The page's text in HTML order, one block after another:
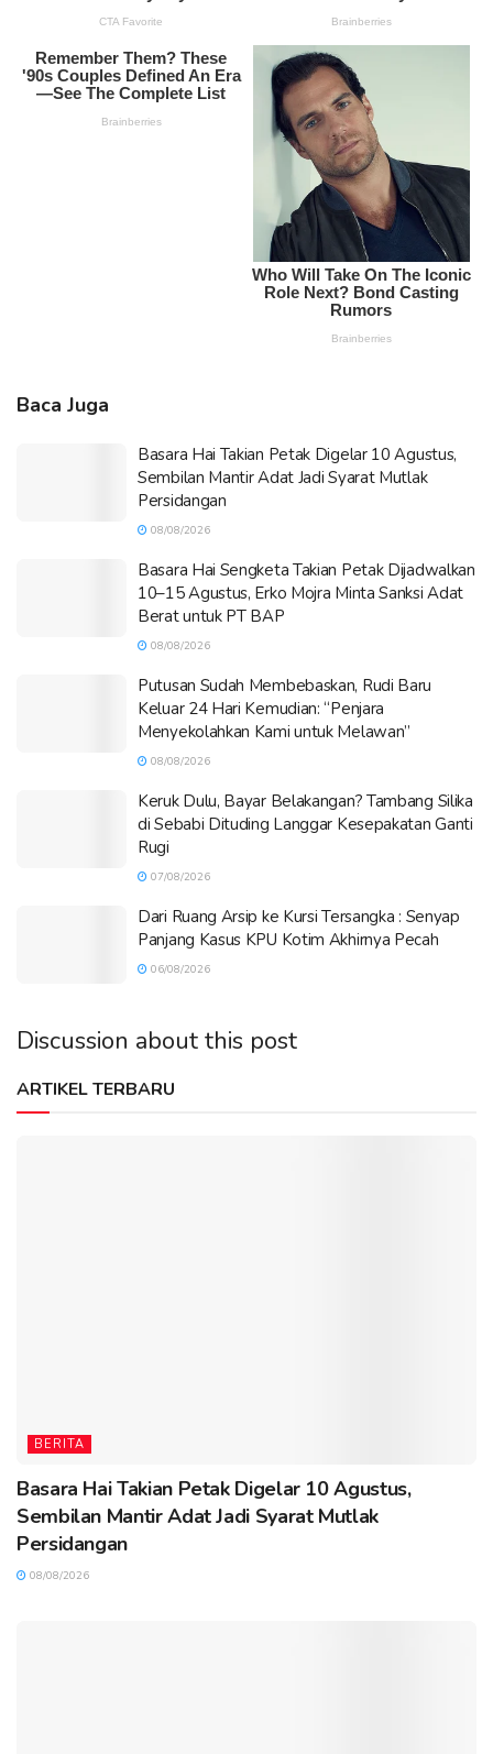
Baca Juga
Basara Hai Takian Petak Digelar 10 Agustus,
Sembilan Mantir Adat Jadi Syarat Mutlak
Persidangan
08/08/2026
Basara Hai Sengketa Takian Petak Dijadwalkan
10–15 Agustus, Erko Mojra Minta Sanksi Adat
Berat untuk PT BAP
08/08/2026
Putusan Sudah Membebaskan, Rudi Baru
Keluar 24 Hari Kemudian: “Penjara
Menyekolahkan Kami untuk Melawan”
08/08/2026
Keruk Dulu, Bayar Belakangan? Tambang Silika
di Sebabi Dituding Langgar Kesepakatan Ganti
Rugi
07/08/2026
Dari Ruang Arsip ke Kursi Tersangka : Senyap
Panjang Kasus KPU Kotim Akhirnya Pecah
06/08/2026
Discussion about this post
ARTIKEL TERBARU
BERITA
Basara Hai Takian Petak Digelar 10 Agustus,
Sembilan Mantir Adat Jadi Syarat Mutlak
Persidangan
08/08/2026